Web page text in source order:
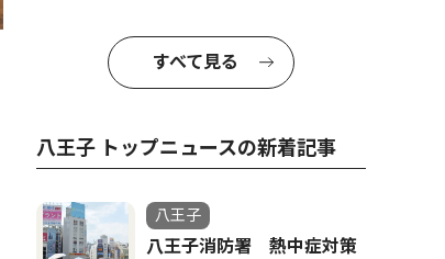
すべて見る
八王子 トップニュースの新着記事
八王子
八王子消防署 熱中症対策